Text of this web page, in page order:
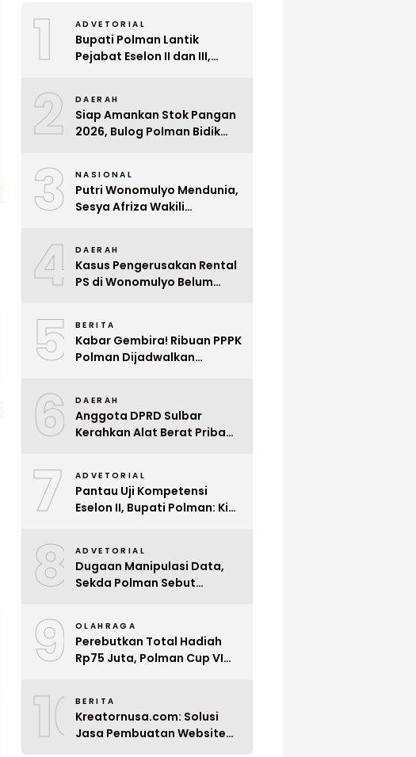
1 ADVETORIAL
Bupati Polman Lantik
Pejabat Eselon II dan III,
2 DAERAH
Siap Amankan Stok Pangan
2026, Bulog Polman Bidik
3 NASIONAL
Putri Wonomulyo Mendunia,
Sesya Afriza Wakili
4 DAERAH
Kasus Pengerusakan Rental
PS di Wonomulyo Belum
Pelaku
5 BERITA
Kabar Gembira! Ribuan PPPK
Polman Dijadwalkan
6 DAERAH
Anggota DPRD Sulbar
Kerahkan Alat Berat Pribadi
7 ADVETORIAL
Pantau Uji Kompetensi
Eselon II, Bupati Polman: Kita
8 ADVETORIAL
Dugaan Manipulasi Data,
Sekda Polman Sebut
Ditunda
9 OLAHRAGA
Perebutkan Total Hadiah
Rp75 Juta, Polman Cup VI
10BERITA
Kreatornusa.com: Solusi
Jasa Pembuatan Website